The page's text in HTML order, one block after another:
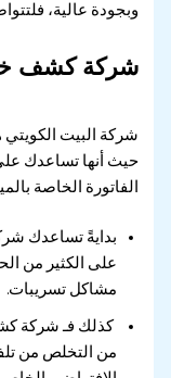
وبجودة عالية،
شركة كشف
شركة البيت
حيث أنها تساعدك
الفاتورة الخاصة
بدايةً تساعدك
على الكثير من
مشاكل تسريبات.
كذلك فـ شركة
من التخلص من